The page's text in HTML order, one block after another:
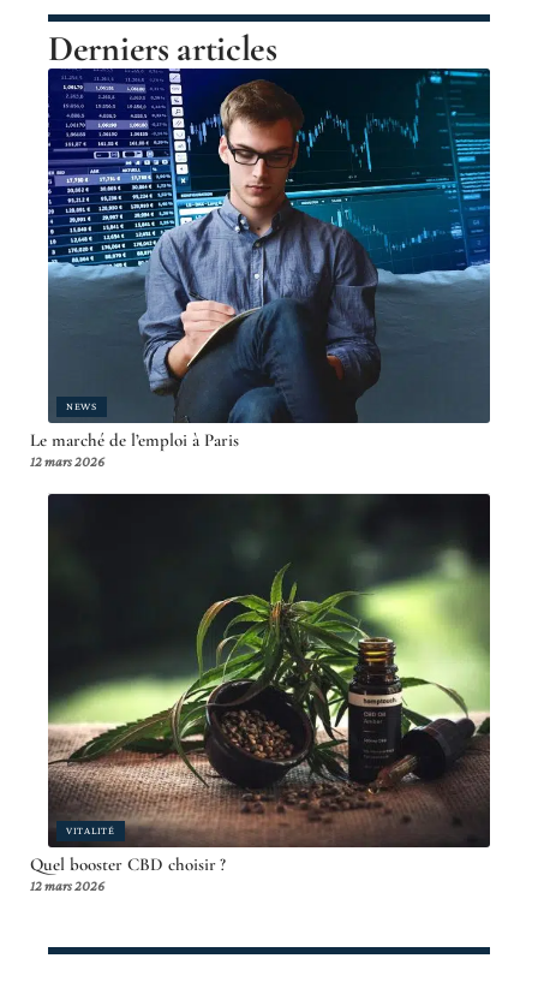
Derniers articles
NEWS
Le marché de l’emploi à Paris
12 mars 2026
VITALITÉ
Quel booster CBD choisir ?
12 mars 2026